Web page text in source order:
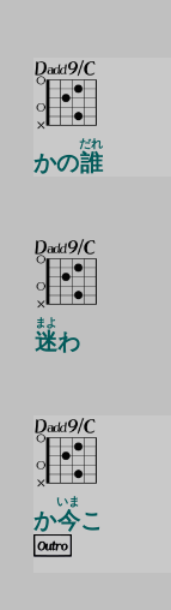
かの誰
だれ
迷
まよ
わ
か今
いま
こ